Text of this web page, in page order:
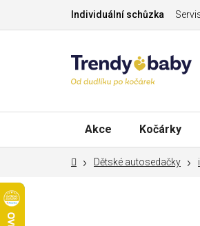
Individuální schůzka
Akce Kočárky
DomůDětské autosedačky